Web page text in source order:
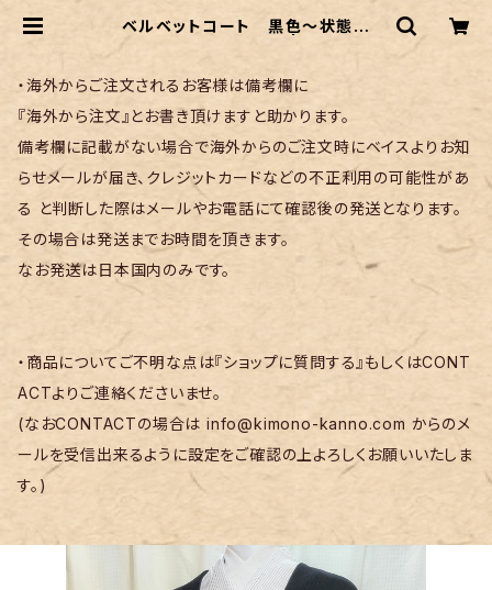
ベルベットコート 黒色〜状態良
好 衿なし Lサイズ〜 | リサイクル
・海外からご注文されるお客様は備考欄に
『海外から注文』とお書き頂けますと助かります。
備考欄に記載がない場合で海外からのご注文時にベイスよりお知
らせメールが届き、クレジットカードなどの不正利用の可能性があ
る と判断した際はメールやお電話にて確認後の発送となります。
その場合は発送までお時間を頂きます。
なお発送は日本国内のみです。
・商品についてご不明な点は『ショップに質問する』もしくはCONT
ACTよりご連絡くださいませ。
(なおCONTACTの場合はinfo@kimono-kanno.com からのメ
ールを受信出来るように設定をご確認の上よろしくお願いいたしま
す。)